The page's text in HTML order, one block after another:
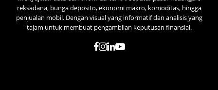
reksadana, bunga deposito, ekonomi makro, komoditas, hingga
penjualan mobil. Dengan visual yang informatif dan analisis yang
tajam untuk membuat pengambilan keputusan finansial.